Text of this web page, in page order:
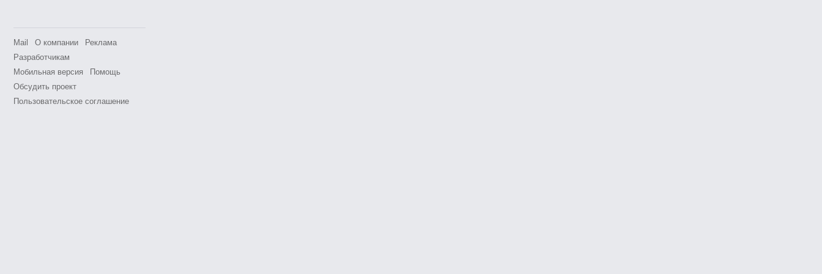
Mail О компании
Реклама
Разработчикам
Мобильная версия
Помощь
Обсудить проект
Пользовательское соглашение